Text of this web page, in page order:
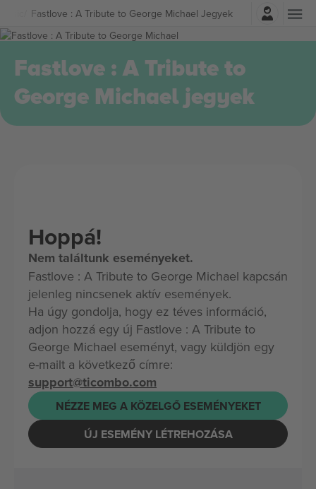
Fastlove : A Tribute to George Michael Jegyek
Belépés
Fastlove : A Tribute to
George Michael jegyek
Hoppá!
Nem találtunk eseményeket.
Fastlove : A Tribute to George Michael kapcsán
jelenleg nincsenek aktív események.
Ha úgy gondolja, hogy ez téves információ,
adjon hozzá egy új Fastlove : A Tribute to
George Michael eseményt, vagy küldjön egy
e-mailt a következő címre:
support@ticombo.com
NÉZZE MEG A KÖZELGŐ ESEMÉNYEKET
ÚJ ESEMÉNY LÉTREHOZÁSA